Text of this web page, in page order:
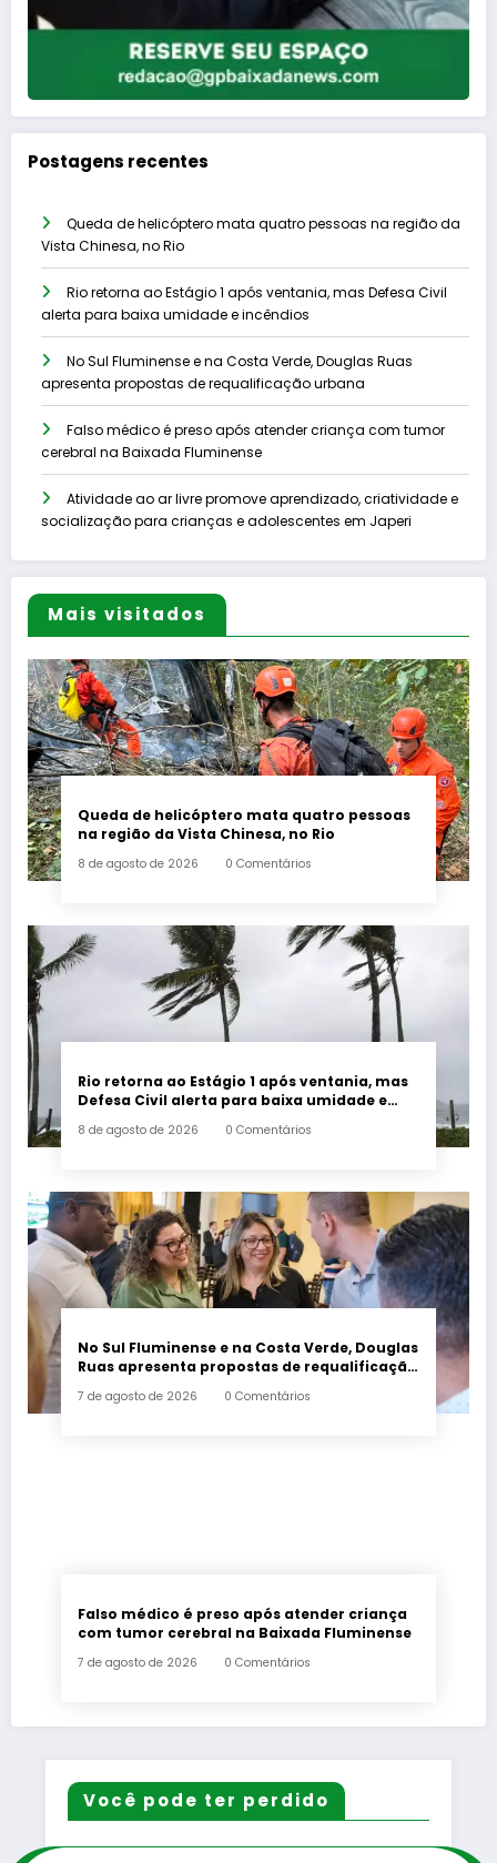
Postagens recentes
Queda de helicóptero mata quatro pessoas na região da
Vista Chinesa, no Rio
Rio retorna ao Estágio 1 após ventania, mas Defesa Civil
alerta para baixa umidade e incêndios
No Sul Fluminense e na Costa Verde, Douglas Ruas
apresenta propostas de requalificação urbana
Falso médico é preso após atender criança com tumor
cerebral na Baixada Fluminense
Atividade ao ar livre promove aprendizado, criatividade e
socialização para crianças e adolescentes em Japeri
Mais visitados
Queda de helicóptero mata quatro pessoas
na região da Vista Chinesa, no Rio
8 de agosto de 2026 0 Comentários
Rio retorna ao Estágio 1 após ventania, mas
Defesa Civil alerta para baixa umidade e
8 de agosto de 2026 0 Comentários
No Sul Fluminense e na Costa Verde, Douglas
Ruas apresenta propostas de requalificação
7 de agosto de 2026 0 Comentários
Falso médico é preso após atender criança
com tumor cerebral na Baixada Fluminense
7 de agosto de 2026 0 Comentários
Você pode ter perdido